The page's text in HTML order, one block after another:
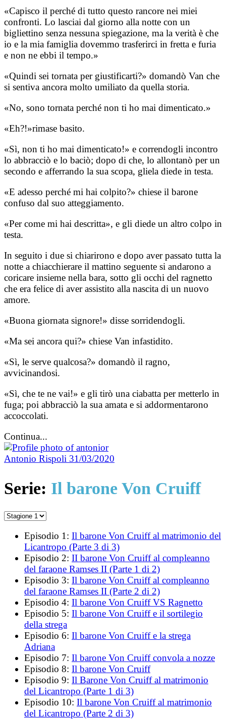
«Capisco il perché di tutto questo rancore nei miei
confronti. Lo lasciai dal giorno alla notte con un
bigliettino senza nessuna spiegazione, ma la verità è che
io e la mia famiglia dovemmo trasferirci in fretta e furia
e non ne ebbi il tempo.»
«Quindi sei tornata per giustificarti?» domandò Van che
si sentiva ancora molto umiliato da quella storia.
«No, sono tornata perché non ti ho mai dimenticato.»
«Eh?!»rimase basito.
«Sì, non ti ho mai dimenticato!» e correndogli incontro
lo abbracciò e lo baciò; dopo di che, lo allontanò per un
secondo e afferrando la sua scopa, gliela diede in testa.
«E adesso perché mi hai colpito?» chiese il barone
confuso dal suo atteggiamento.
«Per come mi hai descritta», e gli diede un altro colpo in
testa.
In seguito i due si chiarirono e dopo aver passato tutta la
notte a chiacchierare il mattino seguente si andarono a
coricare insieme nella bara, sotto gli occhi del ragnetto
che era felice di aver assistito alla nascita di un nuovo
amore.
«Buona giornata signore!» disse sorridendogli.
«Ma sei ancora qui?» chiese Van infastidito.
«Sì, le serve qualcosa?» domandò il ragno,
avvicinandosi.
«Sì, che te ne vai!» e gli tirò una ciabatta per metterlo in
fuga; poi abbracciò la sua amata e si addormentarono
accoccolati.
Continua...
Antonio Rispoli 31/03/2020
Serie: Il barone Von Cruiff
Episodio 1: Il barone Von Cruiff al matrimonio del
Licantropo (Parte 3 di 3)
Episodio 2: II barone Von Cruiff al compleanno
del faraone Ramses II (Parte 1 di 2)
Episodio 3: Il barone Von Cruiff al compleanno
del faraone Ramses II (Parte 2 di 2)
Episodio 4: Il barone Von Cruiff VS Ragnetto
Episodio 5: Il barone Von Cruiff e il sortilegio
della strega
Episodio 6: Il barone Von Cruiff e la strega
Adriana
Episodio 7: Il barone Von Cruiff convola a nozze
Episodio 8: Il barone Von Cruiff
Episodio 9: Il Barone Von Cruiff al matrimonio
del Licantropo (Parte 1 di 3)
Episodio 10: Il barone Von Cruiff al matrimonio
del Licantropo (Parte 2 di 3)